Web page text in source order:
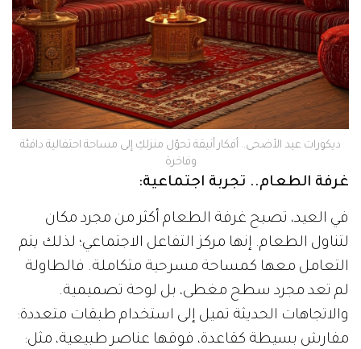
ديكورات عيد الأضحى.. أفكار أنيقة تحوّل منزلكِ إلى مساحة احتفالية دافئة
وفاخرة
غرفة الطعام.. تجربة اجتماعية:
في العيد، تصبح غرفة الطعام أكثر من مجرد مكان
لتناول الطعام. إنها مركز التفاعل الاجتماعي؛ لذلك يتم
التعامل معها كمساحة مسرحية متكاملة. فالطاولة
لم تعد مجرد سطح مغطى، بل لوحة تصميمية.
والاتجاهات الحديثة تميل إلى استخدام طبقات متعددة:
مفارش بسيطة كقاعدة، فوقها عناصر طبيعية، مثل: